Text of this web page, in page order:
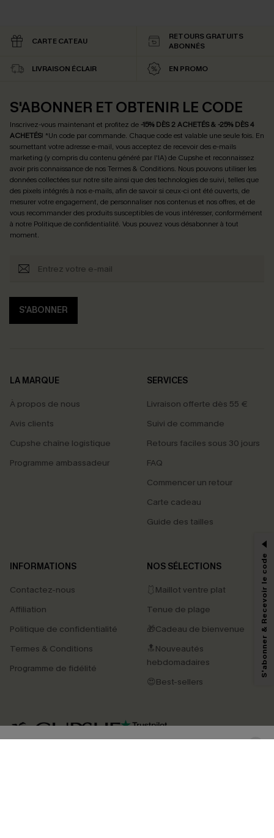
CARTE CATEAU
RETOURS GRATUITS
ABONNÉS
LIVRAISON ÉCLAIR EN PROMO
S'ABONNER ET OBTENIR LE CODE
Inscrivez-vous maintenant et profitez de -15% DÈS 2 ACHETÉS & -25% DÈS 4
ACHETÉS! *Un code par commande. Chaque code est valable une seule fois. En
soumettant votre adresse e-mail, vous acceptez de recevoir des e-mails
marketing (y compris du contenu généré par l'IA) de Cupshe et reconnaissez
avoir pris connaissance de nosTermes & Conditions. Nous pouvons utiliser les
données collectées sur notre site ainsi que des technologies de suivi, telles que
des pixels intégrés à nos e-mails, afin de savoir si ceux-ci ont été ouverts, de
mesurer votre engagement, de personnaliser nos contenus et nos offres, et de
vous recommander des produits susceptibles de vous intéresser, conformément
à notre Politique de confidentialité. Vous pouvez vous désabonner à tout
moment.
S'ABONNER
LA MARQUE
À propos de nous
Avis clients
Cupshe chaîne logistique
Programme ambassadeur
SERVICES
Livraison offerte dès 55 €
Suivi de commande
Retours faciles sous 30 jours
FAQ
Commencer un retour
Carte cadeau
Guide des tailles
INFORMATIONS
Contactez-nous
Affiliation
Politique de confidentialité
Termes & Conditions
Programme de fidélité
NOS SÉLECTIONS
🩱Maillot ventre plat
Tenue de plage
🎁Cadeau de bienvenue
🔝Nouveautés
hebdomadaires
😍Best-sellers
4.4
PROFITEZ DE -15%
marketing (y compris du contenu généré par l'IA) de Cupshe et
pouvons utiliser les données collectées sur notre site ainsi que des
savoir si ceux-ci ont été ouverts, de mesurer votre engagement, de
personnaliser nos contenus et nos offres, et de vous recommander des
produits susceptibles de vous intéresser, conformément à notre
Politique de
. Vous pouvez vous désabonner à tout moment.
S'abonner & Recevoir le code